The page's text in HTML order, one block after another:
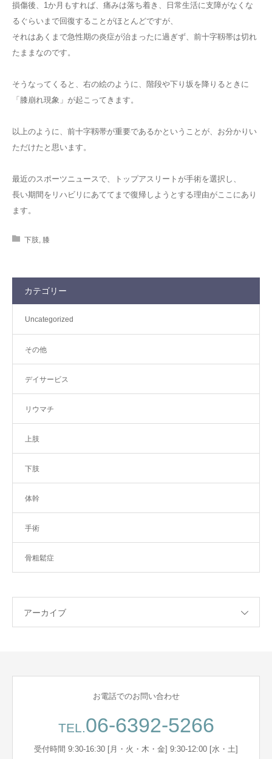
損傷後、1か月もすれば、痛みは落ち着き、日常生活に支障がなくな
るぐらいまで回復することがほとんどですが、
それはあくまで急性期の炎症が治まったに過ぎず、前十字靱帯は切れ
たままなのです。
そうなってくると、右の絵のように、階段や下り坂を降りるときに
「膝崩れ現象」が起こってきます。
以上のように、前十字靱帯が重要であるかということが、お分かりい
ただけたと思います。
最近のスポーツニュースで、トップアスリートが手術を選択し、
長い期間をリハビリにあててまで復帰しようとする理由がここにあり
ます。
下肢, 膝
カテゴリー
Uncategorized
その他
デイサービス
リウマチ
上肢
下肢
体幹
手術
骨粗鬆症
アーカイブ
お電話でのお問い合わせ
TEL.06-6392-5266
受付時間 9:30-16:30 [月・火・木・金] 9:30-12:00 [水・土]